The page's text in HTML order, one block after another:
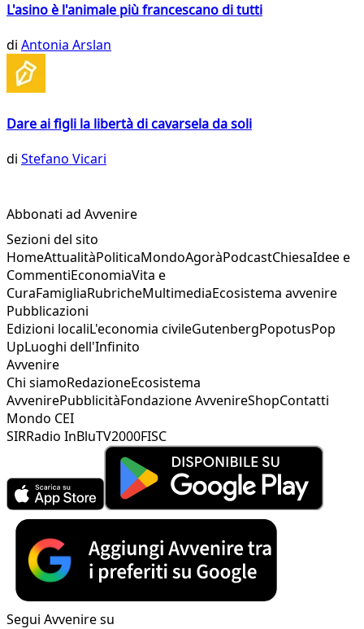
L'asino è l'animale più francescano di tutti
di Antonia Arslan
Dare ai figli la libertà di cavarsela da soli
di Stefano Vicari
Abbonati ad Avvenire
Sezioni del sito
HomeAttualitàPoliticaMondoAgoràPodcastChiesaIdee e
CommentiEconomiaVita e
CuraFamigliaRubricheMultimediaEcosistema avvenire
Pubblicazioni
Edizioni localiL'economia civileGutenbergPopotusPop
UpLuoghi dell'Infinito
Avvenire
Chi siamoRedazioneEcosistema
AvvenirePubblicitàFondazione AvvenireShopContatti
Mondo CEI
SIRRadio InBluTV2000FISC
Segui Avvenire su